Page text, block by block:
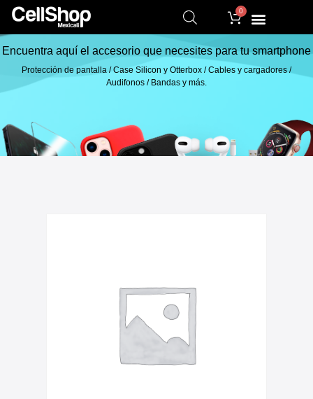
0
Encuentra aquí el accesorio que necesites para tu smartphone
Protección de pantalla / Case Silicon y Otterbox / Cables y cargadores /
Audifonos / Bandas y más.